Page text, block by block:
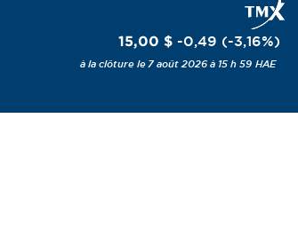
15,00 $ -0,49 (-3,16%)
7 août 2026 à 15 h 59